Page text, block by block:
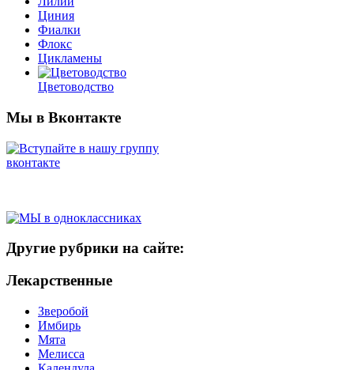
Циния
Фиалки
Флокс
Цикламены
Цветоводство
Мы в Вконтакте
Другие рубрики на сайте:
Лекарственные
Зверобой
Имбирь
Мята
Мелисса